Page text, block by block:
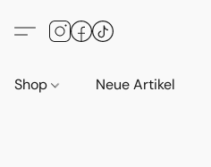
Shop Neue Artikel